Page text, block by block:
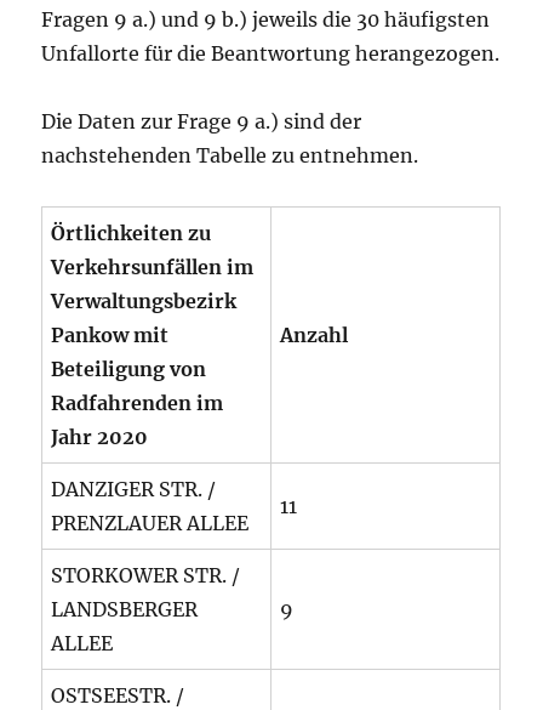
Fragen 9 a.) und 9 b.) jeweils die 30 häufigsten
Unfallorte für die Beantwortung herangezogen.
Die Daten zur Frage 9 a.) sind der
nachstehenden Tabelle zu entnehmen.
Örtlichkeiten zu
Verkehrsunfällen im
Verwaltungsbezirk
Pankow mit
Beteiligung von
Radfahrenden im
Jahr 2020
Anzahl
DANZIGER STR. /
PRENZLAUER ALLEE
11
STORKOWER STR. /
LANDSBERGER
ALLEE
9
OSTSEESTR. /